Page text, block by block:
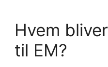
Hvem
til EM?